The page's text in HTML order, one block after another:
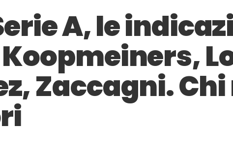
A, le
Zaccagni.